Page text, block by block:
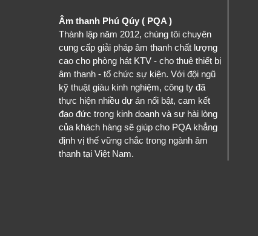
Âm thanh Phú Qúy ( PQA )
Thành lập năm 2012, chúng tôi chuyên
cung cấp giải pháp âm thanh chất lượng
cao cho phòng hát KTV - cho thuê thiết bị
âm thanh - tổ chức sự kiện. Với đội ngũ
kỹ thuật giàu kinh nghiệm, công ty đã
thực hiện nhiều dự án nổi bật, cam kết
đạo đức trong kinh doanh và sự hài lòng
của khách hàng sẽ giúp cho PQA khẳng
định vị thế vững chắc trong ngành âm
thanh tại Việt Nam.